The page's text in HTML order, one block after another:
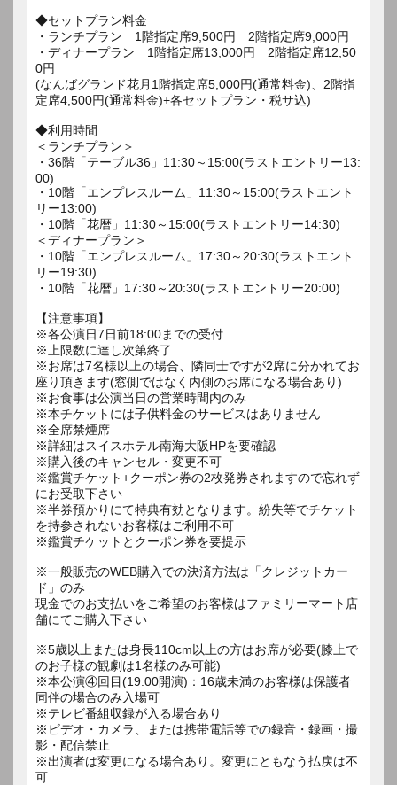
◆セットプラン料金
・ランチプラン 1階指定席9,500円 2階指定席9,000円
・ディナープラン 1階指定席13,000円 2階指定席12,50
0円
(なんばグランド花月1階指定席5,000円(通常料金)、2階指
定席4,500円(通常料金)+各セットプラン・税サ込)
◆利用時間
＜ランチプラン＞
・36階「テーブル36」11:30～15:00(ラストエントリー13:
00)
・10階「エンプレスルーム」11:30～15:00(ラストエント
リー13:00)
・10階「花暦」11:30～15:00(ラストエントリー14:30)
＜ディナープラン＞
・10階「エンプレスルーム」17:30～20:30(ラストエント
リー19:30)
・10階「花暦」17:30～20:30(ラストエントリー20:00)
【注意事項】
※各公演日7日前18:00までの受付
※上限数に達し次第終了
※お席は7名様以上の場合、隣同士ですが2席に分かれてお
座り頂きます(窓側ではなく内側のお席になる場合あり)
※お食事は公演当日の営業時間内のみ
※本チケットには子供料金のサービスはありません
※全席禁煙席
※詳細はスイスホテル南海大阪HPを要確認
※購入後のキャンセル・変更不可
※鑑賞チケット+クーポン券の2枚発券されますので忘れず
にお受取下さい
※半券預かりにて特典有効となります。紛失等でチケット
を持参されないお客様はご利用不可
※鑑賞チケットとクーポン券を要提示
※一般販売のWEB購入での決済方法は「クレジットカー
ド」のみ
現金でのお支払いをご希望のお客様はファミリーマート店
舗にてご購入下さい
※5歳以上または身長110cm以上の方はお席が必要(膝上で
のお子様の観劇は1名様のみ可能)
※本公演④回目(19:00開演)：16歳未満のお客様は保護者
同伴の場合のみ入場可
※テレビ番組収録が入る場合あり
※ビデオ・カメラ、または携帯電話等での録音・録画・撮
影・配信禁止
※出演者は変更になる場合あり。変更にともなう払戻は不
可